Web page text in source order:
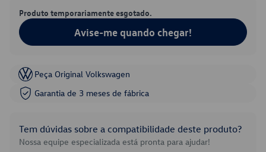
Produto temporariamente esgotado.
Avise-me quando chegar!
Peça Original Volkswagen
Garantia de 3 meses de fábrica
Tem dúvidas sobre a compatibilidade deste produto?
Nossa equipe especializada está pronta para ajudar!